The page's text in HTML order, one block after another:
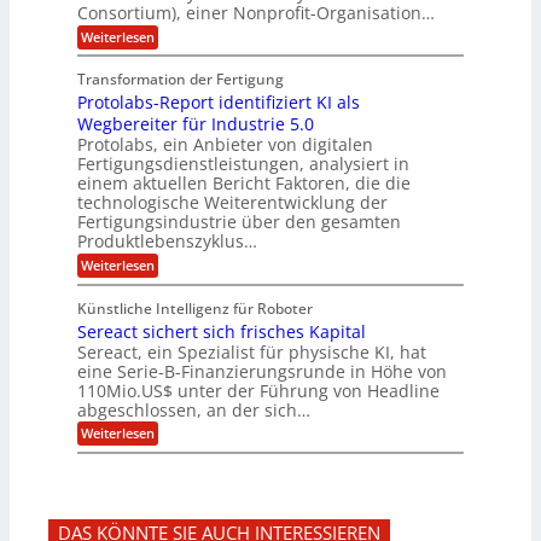
o
l
l
a
r
n
d
L
a
t
e
i
n
a
m
e
r
i
k
a
m
e
r
O
ff
c
e
e
t
e
z
n
t
r
u
m
f
ü
r
3
D
-
D
r
u
c
k
ä
m
p
e
f
ü
r
d
e
n
M
a
s
c
h
n
e
n
-
u
n
d
A
n
e
Consortium), einer Nonprofit-Organisation…
Weiterlesen:
P
s
t
q
u
a
n
t
e
n
k
r
y
p
t
o
g
r
a
f
i
e
:
f
z
Transformation der Fertigung
Protolabs-Report identifiziert KI als
Wegbereiter für Industrie 5.0
Protolabs, ein Anbieter von digitalen
Fertigungsdienstleistungen, analysiert in
einem aktuellen Bericht Faktoren, die die
technologische Weiterentwicklung der
Fertigungsindustrie über den gesamten
Produktlebenszyklus…
Weiterlesen:
P
o
t
o
l
a
b
s
-
R
r
Künstliche Intelligenz für Roboter
Sereact sichert sich frisches Kapital
Sereact, ein Spezialist für physische KI, hat
eine Serie-B-Finanzierungsrunde in Höhe von
110Mio.US$ unter der Führung von Headline
abgeschlossen, an der sich…
Weiterlesen:
S
a
c
DAS KÖNNTE SIE AUCH INTERESSIEREN